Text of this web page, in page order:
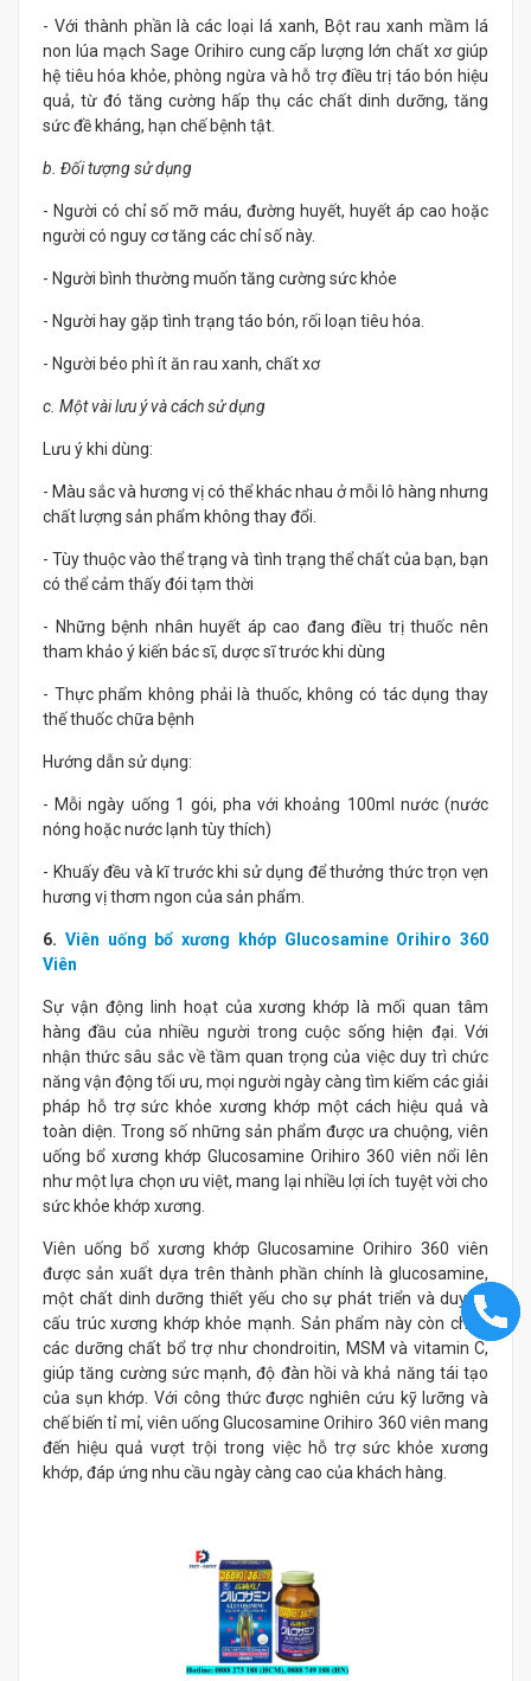
- Với thành phần là các loại lá xanh, Bột rau xanh mầm lá
non lúa mạch Sage Orihiro cung cấp lượng lớn chất xơ giúp
hệ tiêu hóa khỏe, phòng ngừa và hỗ trợ điều trị táo bón hiệu
quả, từ đó tăng cường hấp thụ các chất dinh dưỡng, tăng
sức đề kháng, hạn chế bệnh tật.
b. Đối tượng sử dụng
- Người có chỉ số mỡ máu, đường huyết, huyết áp cao hoặc
người có nguy cơ tăng các chỉ số này.
- Người bình thường muốn tăng cường sức khỏe
- Người hay gặp tình trạng táo bón, rối loạn tiêu hóa.
- Người béo phì ít ăn rau xanh, chất xơ
c. Một vài lưu ý và cách sử dụng
Lưu ý khi dùng:
- Màu sắc và hương vị có thể khác nhau ở mỗi lô hàng nhưng
chất lượng sản phẩm không thay đổi.
- Tùy thuộc vào thể trạng và tình trạng thể chất của bạn, bạn
có thể cảm thấy đói tạm thời
- Những bệnh nhân huyết áp cao đang điều trị thuốc nên
tham khảo ý kiến bác sĩ, dược sĩ trước khi dùng
- Thực phẩm không phải là thuốc, không có tác dụng thay
thế thuốc chữa bệnh
Hướng dẫn sử dụng:
- Mỗi ngày uống 1 gói, pha với khoảng 100ml nước (nước
nóng hoặc nước lạnh tùy thích)
- Khuấy đều và kĩ trước khi sử dụng để thưởng thức trọn vẹn
hương vị thơm ngon của sản phẩm.
6. Viên uống bổ xương khớp Glucosamine Orihiro 360
Viên
Sự vận động linh hoạt của xương khớp là mối quan tâm
hàng đầu của nhiều người trong cuộc sống hiện đại. Với
nhận thức sâu sắc về tầm quan trọng của việc duy trì chức
năng vận động tối ưu, mọi người ngày càng tìm kiếm các giải
pháp hỗ trợ sức khỏe xương khớp một cách hiệu quả và
toàn diện. Trong số những sản phẩm được ưa chuộng, viên
uống bổ xương khớp Glucosamine Orihiro 360 viên nổi lên
như một lựa chọn ưu việt, mang lại nhiều lợi ích tuyệt vời cho
sức khỏe khớp xương.
Viên uống bổ xương khớp Glucosamine Orihiro 360 viên
được sản xuất dựa trên thành phần chính là glucosamine,
một chất dinh dưỡng thiết yếu cho sự phát triển và duy trì
cấu trúc xương khớp khỏe mạnh. Sản phẩm này còn chứa
các dưỡng chất bổ trợ như chondroitin, MSM và vitamin C,
giúp tăng cường sức mạnh, độ đàn hồi và khả năng tái tạo
của sụn khớp. Với công thức được nghiên cứu kỹ lưỡng và
chế biến tỉ mỉ, viên uống Glucosamine Orihiro 360 viên mang
đến hiệu quả vượt trội trong việc hỗ trợ sức khỏe xương
khớp, đáp ứng nhu cầu ngày càng cao của khách hàng.